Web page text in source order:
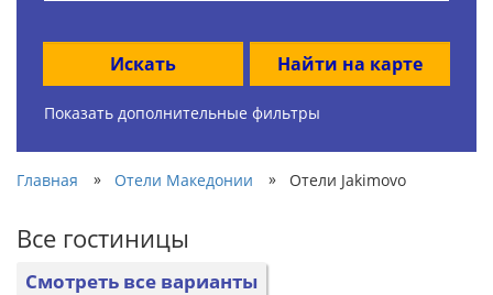
Искать Найти на карте
Показать дополнительные фильтры
Главная » Отели Македонии » Отели Jakimovo
Все гостиницы
Смотреть все варианты